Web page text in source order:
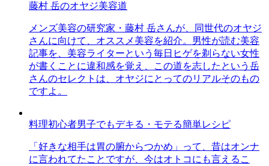
藤村 岳のオヤジ美容道
メンズ美容の研究家・藤村 岳さんが、同世代のオヤジ
さんに向けて、オススメ美容を紹介。男性が読む美容
記事を、美容ライターという毎日ヒゲを剃らない女性
が書くことに違和感を覚え、この道を志したという岳
さんのセレクトは、オヤジにとってのリアルそのもの
ですよ。
料理初心者男子でもデキる・モテる簡単レシピ
「好きな相手は胃の腑からつかめ」って、昔はオンナ
に言われてたことですが、今はオトコにも言えるこ